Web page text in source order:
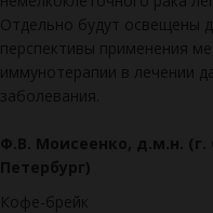
Отдельно будут освещены
перспективы применения
иммунотерапии в лечении
заболевания.
Ф.В. Моисеенко, д.м.н. (г.
Петербург)
Кофе-брейк